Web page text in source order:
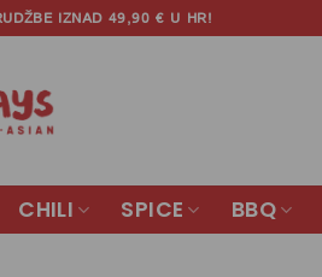
IZNAD 49,90 € U HR!
CHILI SPICE BBQ